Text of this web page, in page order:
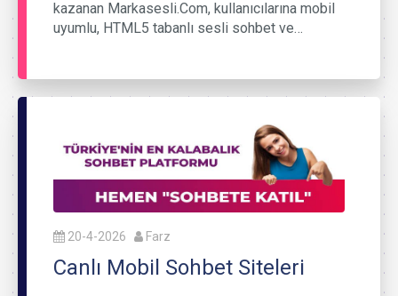
kazanan Markasesli.Com, kullanıcılarına mobil
uyumlu, HTML5 tabanlı sesli sohbet ve…
20-4-2026 Farz
Canlı Mobil Sohbet Siteleri